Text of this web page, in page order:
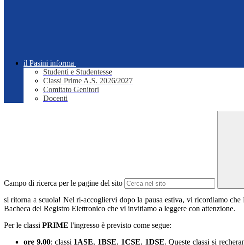
il Pasini informa
Studenti e Studentesse
Classi Prime A.S. 2026/2027
Comitato Genitori
Docenti
Campo di ricerca per le pagine del sito
si ritorna a scuola! Nel ri-accogliervi dopo la pausa estiva, vi ricordiamo
Bacheca del Registro Elettronico che vi invitiamo a leggere con attenzione.
Per le classi PRIME l'ingresso è previsto come segue:
ore 9.00: classi 1ASE, 1BSE, 1CSE, 1DSE. Queste classi si